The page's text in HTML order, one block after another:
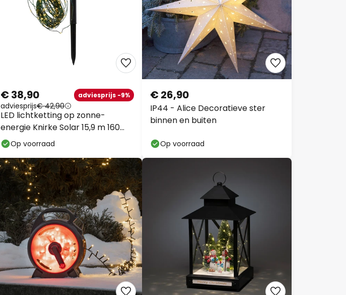
LED lichtketting op zonne-
energie Knirke Solar 15,9 m 160
LED's
€ 38,90 adviesprijs -9%
adviesprijs€ 42,90
Op voorraad
IP44 - Alice Decoratieve ster
binnen en buiten
€ 26,90
Op voorraad